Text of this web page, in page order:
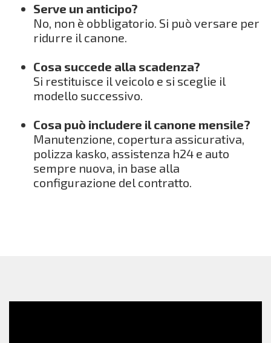
Serve un anticipo?
No, non è obbligatorio. Si può versare per
ridurre il canone.
Cosa succede alla scadenza?
Si restituisce il veicolo e si sceglie il
modello successivo.
Cosa può includere il canone mensile?
Manutenzione, copertura assicurativa,
polizza kasko, assistenza h24 e auto
sempre nuova, in base alla
configurazione del contratto.